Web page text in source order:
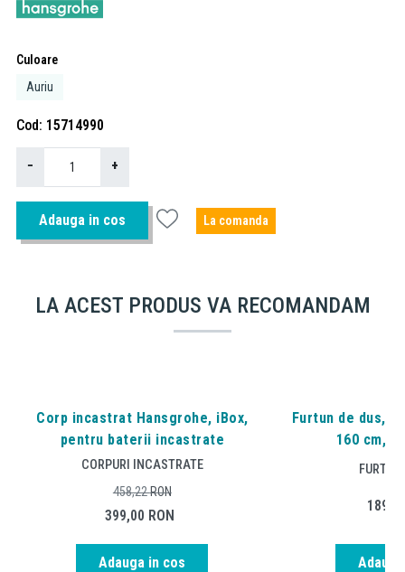
Culoare
Auriu
Cod 15714990
− +
Adauga in cos La comanda
LA ACEST PRODUS VA RECOMANDAM
Corp incastrat Hansgrohe, iBox,
pentru baterii incastrate
CORPURI INCASTRATE
399,00 RON
458,22RON
Adauga in cos
Furtun de dus,
160 cm,